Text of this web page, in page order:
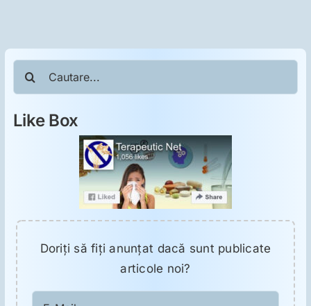
Toxicologie
Antipsihiatrie
Psihoterapie
Antropologie
Cautare...
Like Box
Doriţi să fiţi anunţat dacă sunt publicate
articole noi?